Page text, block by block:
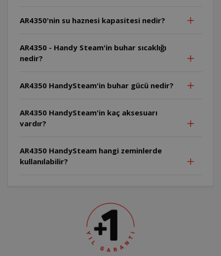
AR4350'nin su haznesi kapasitesi nedir?
AR4350 - Handy Steam'in buhar sıcaklığı
nedir?
AR4350 HandySteam'in buhar gücü nedir?
AR4350 HandySteam'in kaç aksesuarı
vardır?
AR4350 HandySteam hangi zeminlerde
kullanılabilir?